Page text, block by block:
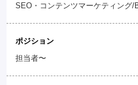
SEO・コンテンツマーケティング/
ポジション
担当者〜